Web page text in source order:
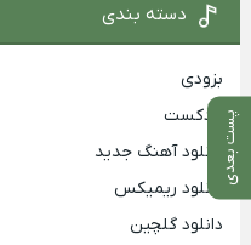
پست بعدی
دسته بندی
بزودی
پادکست
دانلود آهنگ جدید
دانلود ریمیکس
دانلود گلچین